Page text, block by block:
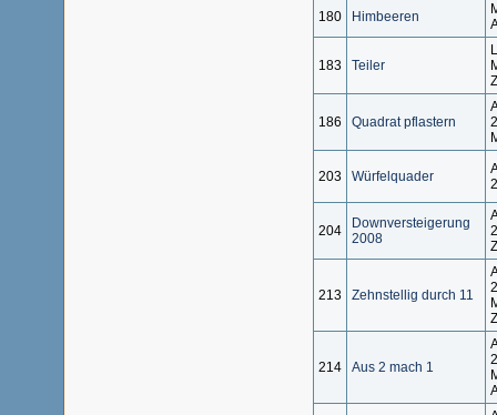
180 Himbeeren
183 Teiler
186 Quadrat pflastern
203 Würfelquader
204
Downversteigerung
2008
213 Zehnstellig durch 11
214 Aus 2 mach 1